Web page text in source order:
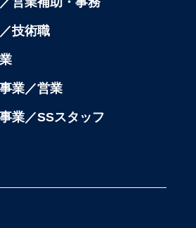
技術職
業／営業
業／SSスタッフ